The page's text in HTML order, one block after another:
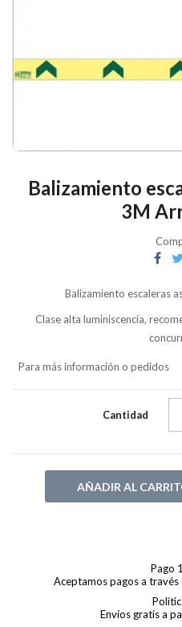
Balizamiento
3M
Balizamiento escaleras
Clase alta luminiscencia,
Para más información o pedidos
Cantidad
AÑADIR AL
Pago
Aceptamos pagos a
Envíos gratis a